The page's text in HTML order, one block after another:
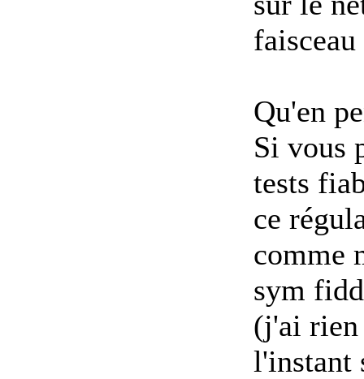
faisceau
Qu'en
Si vous
tests
ce
comme
sym
(j'ai rien
l'instant